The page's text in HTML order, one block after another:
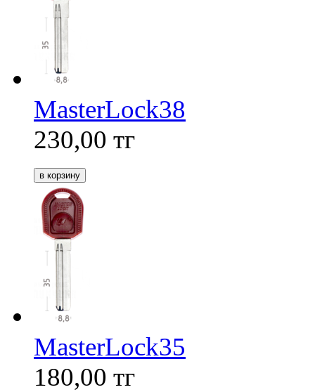
MasterLock38
230,00 тг
MasterLock35
180,00 тг